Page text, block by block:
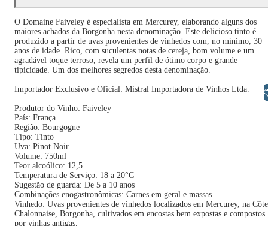
O Domaine Faiveley é especialista em Mercurey, elaborando alguns dos
maiores achados da Borgonha nesta denominação. Este delicioso tinto é
produzido a partir de uvas provenientes de vinhedos com, no mínimo, 30
anos de idade. Rico, com suculentas notas de cereja, bom volume e um
agradável toque terroso, revela um perfil de ótimo corpo e grande
tipicidade. Um dos melhores segredos desta denominação.
Importador Exclusivo e Oficial: Mistral Importadora de Vinhos Ltda.
Produtor do Vinho: Faiveley
País: França
Região: Bourgogne
Tipo: Tinto
Uva: Pinot Noir
Volume: 750ml
Teor alcoólico: 12,5
Temperatura de Serviço: 18 a 20°C
Sugestão de guarda: De 5 a 10 anos
Combinações enogastronômicas: Carnes em geral e massas.
Vinhedo: Uvas provenientes de vinhedos localizados em Mercurey, na Côte
Chalonnaise, Borgonha, cultivados em encostas bem expostas e compostos
por vinhas antigas.
Libras